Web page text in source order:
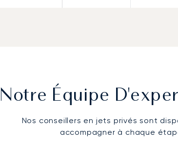
Notre Équipe
Nos conseillers en jets privés sont
accompagner à chaque